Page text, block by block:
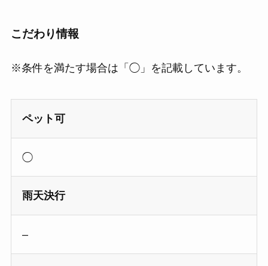
こだわり情報
※条件を満たす場合は「◯」を記載しています。
ペット可
◯
雨天決行
–